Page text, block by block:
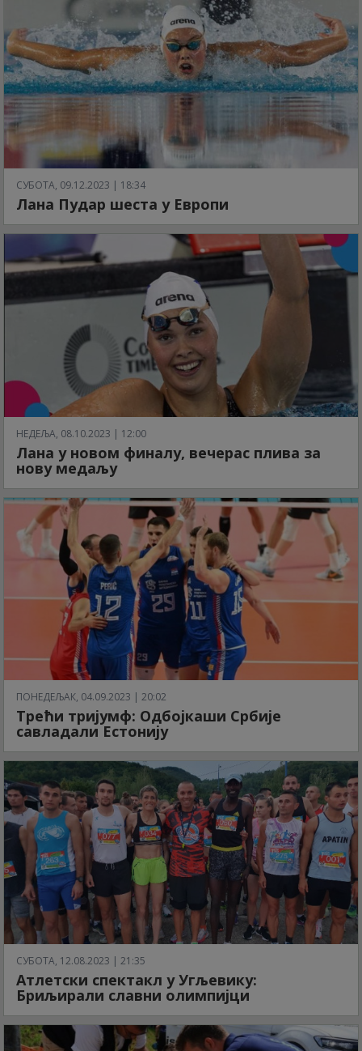
СУБОТА, 09.12.2023 | 18:34
Лана Пудар шеста у Европи
НЕДЕЉА, 08.10.2023 | 12:00
Лана у новом финалу, вечерас плива за
нову медаљу
ПОНЕДЕЉАК, 04.09.2023 | 20:02
Трећи тријумф: Одбојкаши Србије
савладали Естонију
СУБОТА, 12.08.2023 | 21:35
Атлетски спектакл у Угљевику:
Бриљирали славни олимпијци